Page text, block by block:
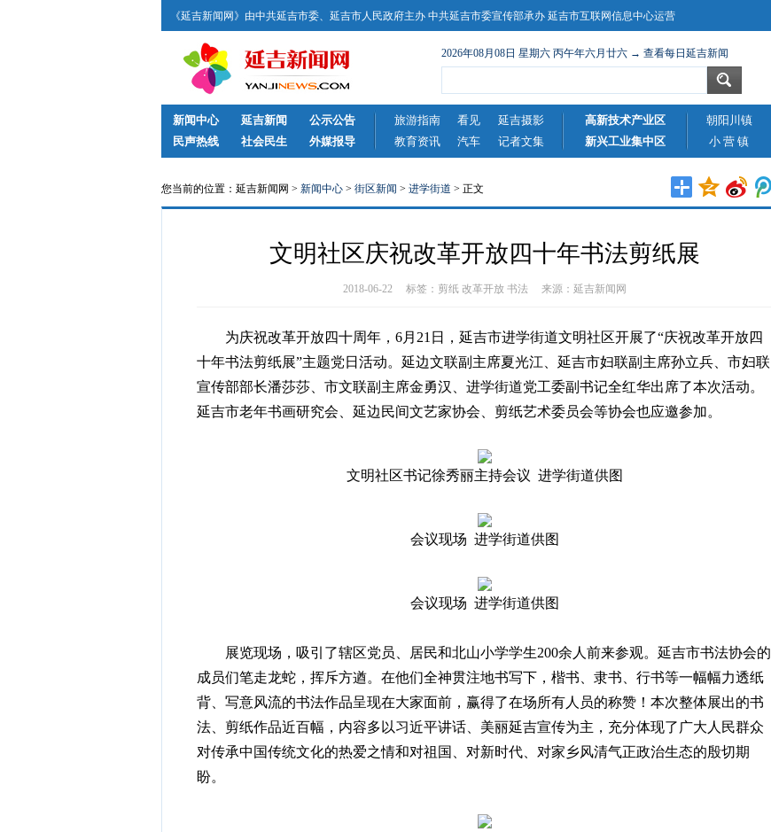
《延吉新闻网》由中共延吉市委、延吉市人民政府主办 中共延吉市委宣传部承办 延吉市互联网信息中心运营
2026年08月08日 星期六 丙午年六月廿六 → 查看每日延吉新闻
新闻中心 延吉新闻 公示公告 旅游指南 看见 延吉摄影 高新技术产业区 朝阳川镇
民声热线
社会民生 外媒报导 教育资讯 汽车 记者文集 新兴工业集中区 小 营 镇
您当前的位置：延吉新闻网 > 新闻中心 > 街区新闻 > 进学街道 > 正文
文明社区庆祝改革开放四十年书法剪纸展
2018-06-22 标签： 剪纸 改革开放 书法 来源： 延吉新闻网
为庆祝改革开放四十周年，6月21日，延吉市进学街道文明社区开展了“庆祝改革开放四
十年书法剪纸展”主题党日活动。延边文联副主席夏光江、延吉市妇联副主席孙立兵、市妇联
宣传部部长潘莎莎、市文联副主席金勇汉、进学街道党工委副书记全红华出席了本次活动。
延吉市老年书画研究会、延边民间文艺家协会、剪纸艺术委员会等协会也应邀参加。
文明社区书记徐秀丽主持会议 进学街道供图
会议现场 进学街道供图
会议现场 进学街道供图
展览现场，吸引了辖区党员、居民和北山小学学生200余人前来参观。延吉市书法协会的
成员们笔走龙蛇，挥斥方遒。在他们全神贯注地书写下，楷书、隶书、行书等一幅幅力透纸
背、写意风流的书法作品呈现在大家面前，赢得了在场所有人员的称赞！本次整体展出的书
法、剪纸作品近百幅，内容多以习近平讲话、美丽延吉宣传为主，充分体现了广大人民群众
对传承中国传统文化的热爱之情和对祖国、对新时代、对家乡风清气正政治生态的殷切期
盼。